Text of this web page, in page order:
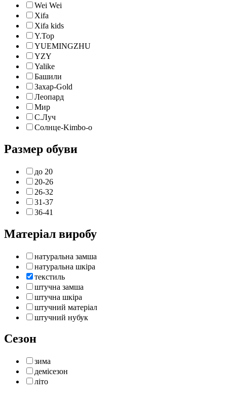
Wei Wei
Xifa
Xifa kids
Y.Top
YUEMINGZHU
YZY
Yalike
Башили
Захар-Gold
Леопард
Мир
С.Луч
Солнце-Kimbo-o
Размер обуви
до 20
20-26
26-32
31-37
36-41
Матеріал виробу
натуральна замша
натуральна шкіра
текстиль
штучна замша
штучна шкіра
штучний матеріал
штучний нубук
Сезон
зима
демісезон
літо